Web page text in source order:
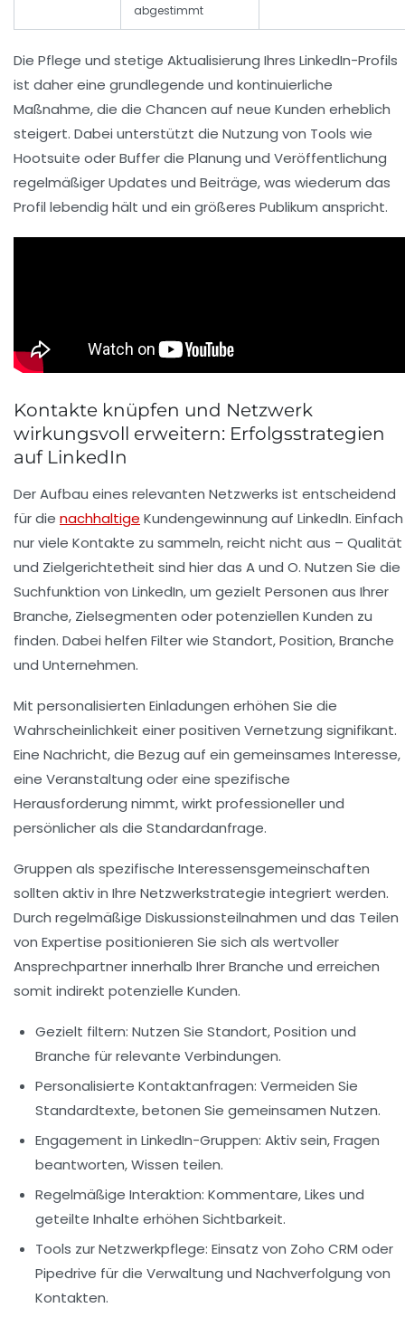
abgestimmt
Die Pflege und stetige Aktualisierung Ihres LinkedIn-Profils
ist daher eine grundlegende und kontinuierliche
Maßnahme, die die Chancen auf neue Kunden erheblich
steigert. Dabei unterstützt die Nutzung von Tools wie
Hootsuite oder Buffer die Planung und Veröffentlichung
regelmäßiger Updates und Beiträge, was wiederum das
Profil lebendig hält und ein größeres Publikum anspricht.
Kontakte knüpfen und Netzwerk
wirkungsvoll erweitern: Erfolgsstrategien
auf LinkedIn
Der Aufbau eines relevanten Netzwerks ist entscheidend
für die nachhaltige Kundengewinnung auf LinkedIn. Einfach
nur viele Kontakte zu sammeln, reicht nicht aus – Qualität
und Zielgerichtetheit sind hier das A und O. Nutzen Sie die
Suchfunktion von LinkedIn, um gezielt Personen aus Ihrer
Branche, Zielsegmenten oder potenziellen Kunden zu
finden. Dabei helfen Filter wie Standort, Position, Branche
und Unternehmen.
Mit personalisierten Einladungen erhöhen Sie die
Wahrscheinlichkeit einer positiven Vernetzung signifikant.
Eine Nachricht, die Bezug auf ein gemeinsames Interesse,
eine Veranstaltung oder eine spezifische
Herausforderung nimmt, wirkt professioneller und
persönlicher als die Standardanfrage.
Gruppen als spezifische Interessensgemeinschaften
sollten aktiv in Ihre Netzwerkstrategie integriert werden.
Durch regelmäßige Diskussionsteilnahmen und das Teilen
von Expertise positionieren Sie sich als wertvoller
Ansprechpartner innerhalb Ihrer Branche und erreichen
somit indirekt potenzielle Kunden.
Gezielt filtern: Nutzen Sie Standort, Position und
Branche für relevante Verbindungen.
Personalisierte Kontaktanfragen: Vermeiden Sie
Standardtexte, betonen Sie gemeinsamen Nutzen.
Engagement in LinkedIn-Gruppen: Aktiv sein, Fragen
beantworten, Wissen teilen.
Regelmäßige Interaktion: Kommentare, Likes und
geteilte Inhalte erhöhen Sichtbarkeit.
Tools zur Netzwerkpflege: Einsatz von Zoho CRM oder
Pipedrive für die Verwaltung und Nachverfolgung von
Kontakten.